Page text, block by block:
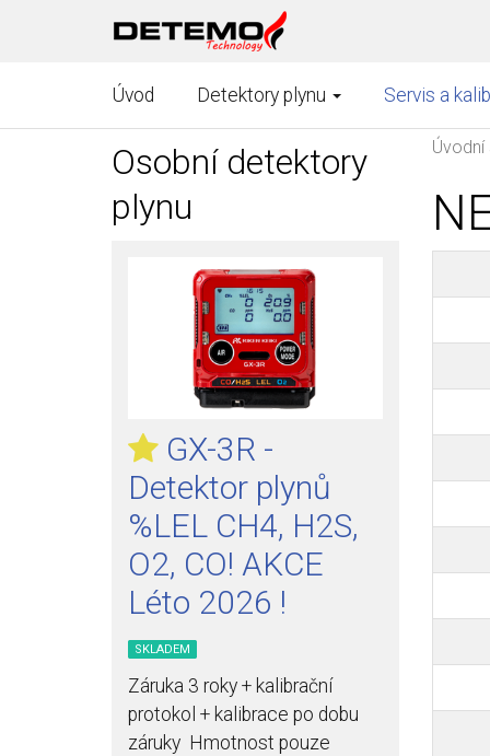
Úvod Detektory plynu Servis a
Úvodní
Osobní detektory
plynu
GX-3R -
Detektor plynů
%LEL CH4, H2S,
O2, CO! AKCE
Léto 2026 !
SKLADEM
Záruka 3 roky + kalibrační
protokol + kalibrace po dobu
záruky Hmotnost pouze